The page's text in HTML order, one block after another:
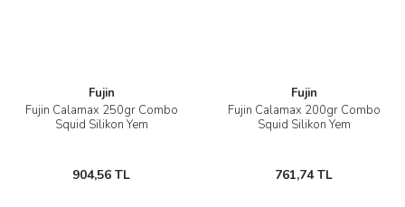
Fujin
Fujin Calamax 250gr Combo
Squid Silikon Yem
904,56 TL
Fujin
Fujin Calamax 200gr Combo
Squid Silikon Yem
761,74 TL